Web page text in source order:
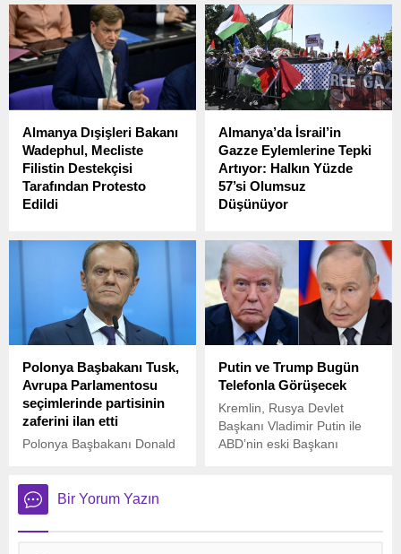
Arapça isimli gençlerin iş
başvurularında daha az
yanıt aldığını ortaya koydu.
Trump, Beyaz Saray’da
düzenlediği bir imza
töreninde, bazı başkanlık
kararnamelerini
imzaladıktan sonra basın
mensuplarına önemli
Almanya Dışişleri Bakanı
Wadephul, Mecliste
Filistin Destekçisi
Tarafından Protesto
Edildi
Johann Wadephul, Federal
Meclis’te Gazze ile ilgili bir
soruya yanıt verdiği sırada,
bir Filistin destekçisi
tarafından protesto edildi.
Almanya’da İsrail’in
Gazze Eylemlerine Tepki
Artıyor: Halkın Yüzde
57’si Olumsuz
Düşünüyor
araştırma, İsrail’in Gazze
Şeridi’nde yürüttüğü
operasyonlara karşı Alman
halkının tepkisinin giderek
yükseldiğini ortaya koydu.
Polonya Başbakanı Tusk,
Avrupa Parlamentosu
seçimlerinde partisinin
zaferini ilan etti
Polonya Başbakanı Donald
Koalisyonun zaferle
tamamladığını açıkladı.
Putin ve Trump Bugün
Telefonla Görüşecek
Kremlin, Rusya Devlet
Başkanı Vladimir Putin ile
ABD’nin eski Başkanı
Bir Yorum Yazın